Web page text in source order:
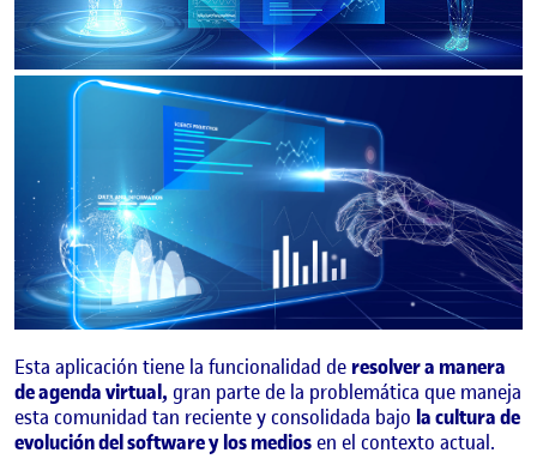
Esta aplicación tiene la funcionalidad de resolver a manera
de agenda virtual, gran parte de la problemática que maneja
esta comunidad tan reciente y consolidada bajo la cultura de
evolución del software y los mediosen el contexto actual.